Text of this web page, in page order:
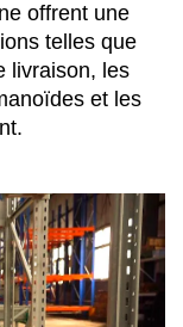
offrent une
telles que
livraison, les
et les